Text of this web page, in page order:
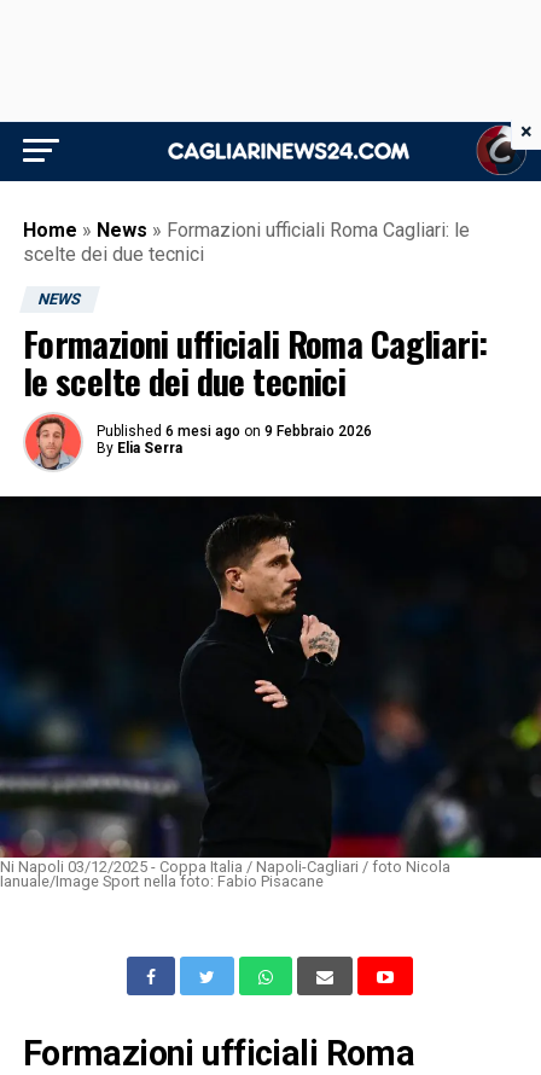
Home » News » Formazioni ufficiali Roma Cagliari: le
scelte dei due tecnici
NEWS
Formazioni ufficiali Roma Cagliari:
le scelte dei due tecnici
Published 6 mesi ago on 9 Febbraio 2026
By Elia Serra
Ni Napoli 03/12/2025 - Coppa Italia / Napoli-Cagliari / foto Nicola
Ianuale/Image Sport nella foto: Fabio Pisacane
Formazioni ufficiali Roma
×